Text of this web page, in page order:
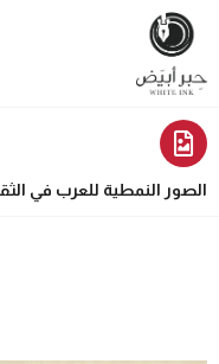
الصور النمطية للعرب في